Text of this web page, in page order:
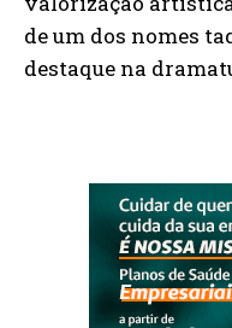
de um dos nomes
destaque na